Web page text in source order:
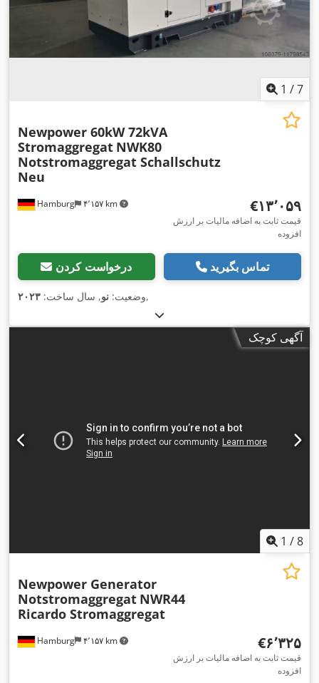
1 /7
Hamburg ۴٬۱۵۷ km
Newpower 60kW 72kVA
Stromaggregat NWK80
Notstromaggregat Schallschutz
Neu
‎€۱۳٬۰۵۹
قیمت ثابت به اضافه مالیات بر ارزش
افزوده
درخواست کردن تماس بگیرید
وضعیت: نو, سال ساخت: ۲۰۲۳ ,
آگهی کوچک
1 /8
Hamburg ۴٬۱۵۷ km
Newpower Generator
Notstromaggregat NWR44
Ricardo Stromaggregat
‎€۶٬۳۲۵
قیمت ثابت به اضافه مالیات بر ارزش
افزوده